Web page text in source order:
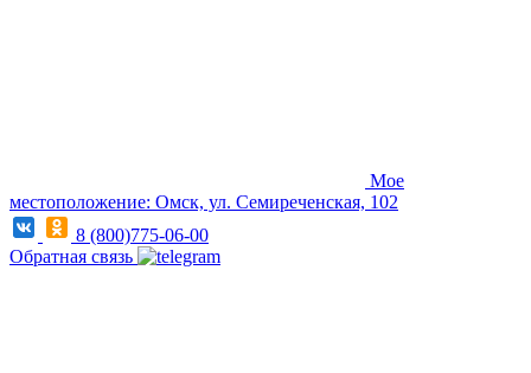
Мое
местоположение: Омск, ул. Семиреченская, 102
8 (800)775-06-00
Обратная связь